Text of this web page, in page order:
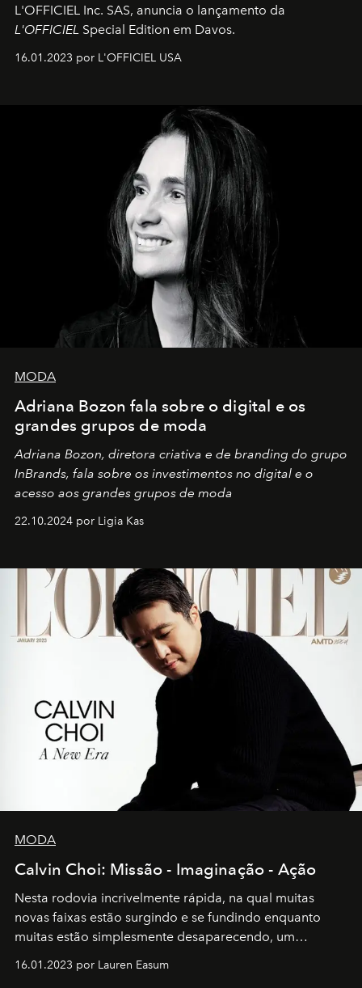
L'OFFICIEL Inc. SAS, anuncia o lançamento da
L'OFFICIEL Special Edition em Davos.
16.01.2023 por L'OFFICIEL USA
MODA
Adriana Bozon fala sobre o digital e os
grandes grupos de moda
Adriana Bozon, diretora criativa e de branding do grupo
InBrands, fala sobre os investimentos no digital e o
acesso aos grandes grupos de moda
22.10.2024 por Ligia Kas
MODA
Calvin Choi: Missão - Imaginação - Ação
Nesta rodovia incrivelmente rápida, na qual muitas
novas faixas estão surgindo e se fundindo enquanto
muitas estão simplesmente desaparecendo, um
transportador AMTD abrindo caminho para muitos
16.01.2023 por Lauren Easum